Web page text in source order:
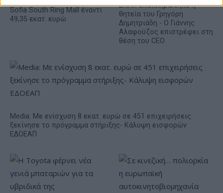
Sofia South Ring Mall έναντι
49,35 εκατ. ευρώ
ΣΚΑΪ: Ολοκληρώθηκε η
θητεία του Γρηγόρη
Δημητριάδη - Ο Γιάννης
Αλαφούζος επιστρέφει στη
θέση του CEO
Media: Με ενίσχυση 8 εκατ. ευρώ σε 451 επιχειρήσεις
ξεκίνησε το πρόγραμμα στήριξης- Κάλυψη εισφορών
ΕΔΟΕΑΠ